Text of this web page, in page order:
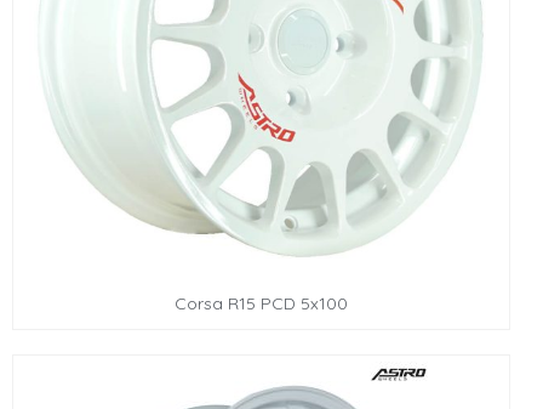
Corsa R15 PCD 5x100